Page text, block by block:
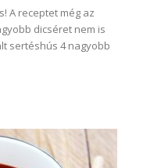
A receptet még az
dicséret nem is
sertéshús 4 nagyobb